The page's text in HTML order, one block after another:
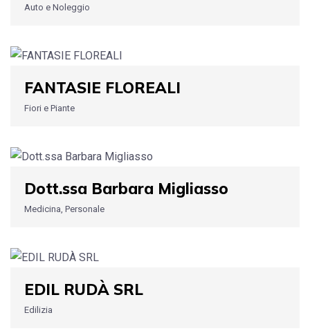
Auto e Noleggio
FANTASIE FLOREALI
Fiori e Piante
Dott.ssa Barbara Migliasso
Medicina, Personale
EDIL RUDÀ SRL
Edilizia